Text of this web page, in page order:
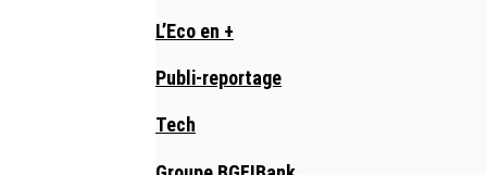
L’Eco en +
Publi-reportage
Tech